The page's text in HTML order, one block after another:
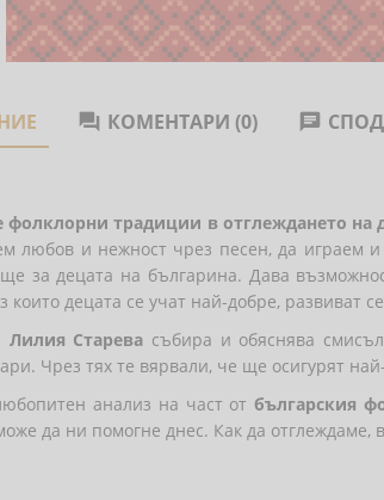
 КОМЕНТАРИ (0) 
фолклорни традиции в отглеждането на
любов и нежност чрез песен, да играем
за децата на българина. Дава
които децата се учат най-добре, развиват
Лилия Старева събира и обяснява
Чрез тях те вярвали, че ще осигурят
анализ на част отбългарския
да ни помогне днес. Как да